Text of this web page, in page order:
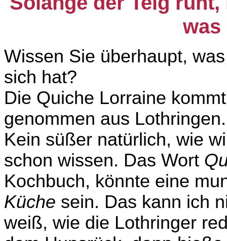
was
Wissen Sie überhaupt,
sich hat?
Die Quiche Lorraine
genommen aus
Kein süßer natürlich, wie
schon wissen. Das Wort
Kochbuch, könnte eine
Küche sein. Das kann ich
weiß, wie die Lothringer